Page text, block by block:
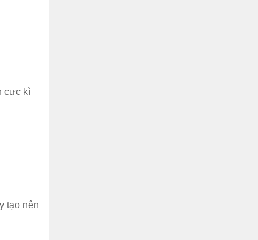
cực kì
tạo nên